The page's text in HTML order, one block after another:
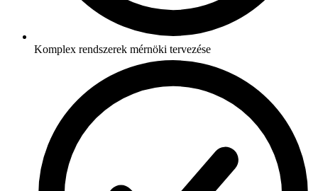
Komplex rendszerek mérnöki tervezése